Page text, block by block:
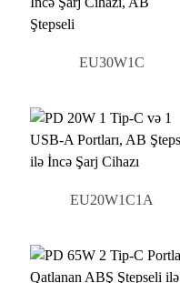
EU30W1C
EU20W1C1A